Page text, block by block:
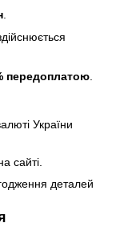
передоплатою
України
сайті.
деталей